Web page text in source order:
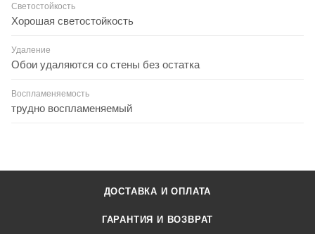
Светостойкость
Хорошая светостойкость
Удаление
Обои удаляются со стены без остатка
Воспламеняемость
трудно воспламеняемый
ДОСТАВКА И ОПЛАТА
ГАРАНТИЯ И ВОЗВРАТ